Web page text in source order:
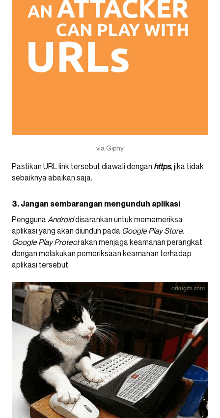
via Giphy
Pastikan URL link tersebut diawali dengan https, jika tidak
sebaiknya abaikan saja.
3. Jangan sembarangan mengunduh aplikasi
Pengguna Androiddisarankan untuk mememeriksa
aplikasi yang akan diunduh pada Google Play Store.
Google Play Protectakan menjaga keamanan perangkat
dengan melakukan pemeriksaan keamanan terhadap
aplikasi tersebut.